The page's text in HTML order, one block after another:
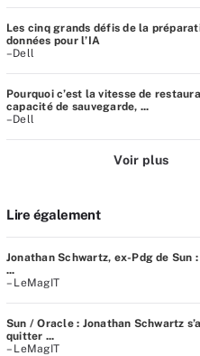
Les cinq grands défis de la
données pour l’IA
–Dell
Pourquoi c’est la vitesse de
capacité de sauvegarde, ...
–Dell
Voir plus
Lire également
Jonathan Schwartz, ex-Pdg de Sun
...
– LeMagIT
Sun / Oracle : Jonathan Schwartz
quitter ...
– LeMagIT